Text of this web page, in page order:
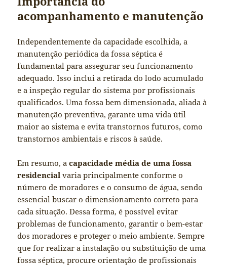
acompanhamento e manutenção
Independentemente da capacidade escolhida, a
manutenção periódica da fossa séptica é
fundamental para assegurar seu funcionamento
adequado. Isso inclui a retirada do lodo acumulado
e a inspeção regular do sistema por profissionais
qualificados. Uma fossa bem dimensionada, aliada à
manutenção preventiva, garante uma vida útil
maior ao sistema e evita transtornos futuros, como
transtornos ambientais e riscos à saúde.
Em resumo, acapacidade média de uma fossa
residencial varia principalmente conforme o
número de moradores e o consumo de água, sendo
essencial buscar o dimensionamento correto para
cada situação. Dessa forma, é possível evitar
problemas de funcionamento, garantir o bem-estar
dos moradores e proteger o meio ambiente. Sempre
que for realizar a instalação ou substituição de uma
fossa séptica, procure orientação de profissionais